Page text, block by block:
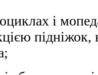
і
підніжок,